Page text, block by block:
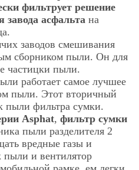
фильтрует решение
завода асфальтана
заводов смешивания
сборником пыли. Он для
частицки пыли.
работает самое лучшее
пыли. Этот вторичный
пыли фильтра сумки.
Asphat, фильтр сумки
пыли разделителя 2
вредные газы и
и вентилятор